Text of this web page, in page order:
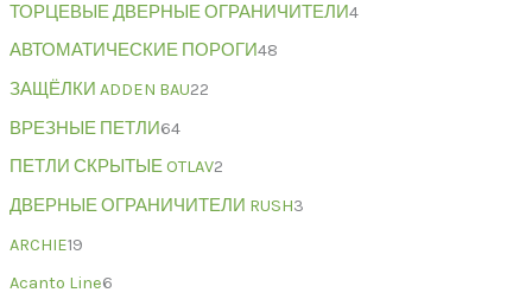
ТОРЦЕВЫЕ ДВЕРНЫЕ ОГРАНИЧИТЕЛИ4
АВТОМАТИЧЕСКИЕ ПОРОГИ48
ЗАЩЁЛКИ ADDEN BAU22
ВРЕЗНЫЕ ПЕТЛИ64
ПЕТЛИ СКРЫТЫЕ OTLAV2
ДВЕРНЫЕ ОГРАНИЧИТЕЛИ RUSH3
ARCHIE19
Acanto Line6